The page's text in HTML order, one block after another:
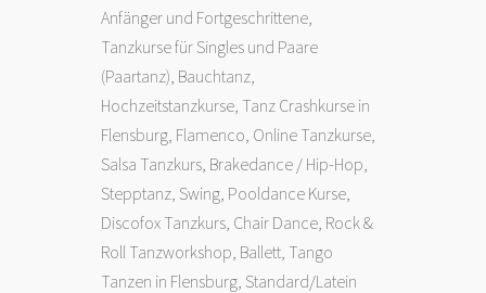
Anfänger und Fortgeschrittene,
Tanzkurse für Singles und Paare
(Paartanz), Bauchtanz,
Hochzeitstanzkurse, Tanz Crashkurse in
Flensburg, Flamenco , Online Tanzkurse,
Salsa Tanzkurs, Brakedance / Hip-Hop
Stepptanz Swing , Pooldance Kurse,
Discofox Tanzkurs, Chair Dance, Rock &
Roll Tanzworkshop, Ballett Tango
Tanzen in Flensburg , Standard/Latein